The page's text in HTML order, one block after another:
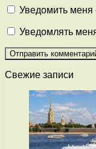
Уведомить меня
Уведомлять
Свежие записи